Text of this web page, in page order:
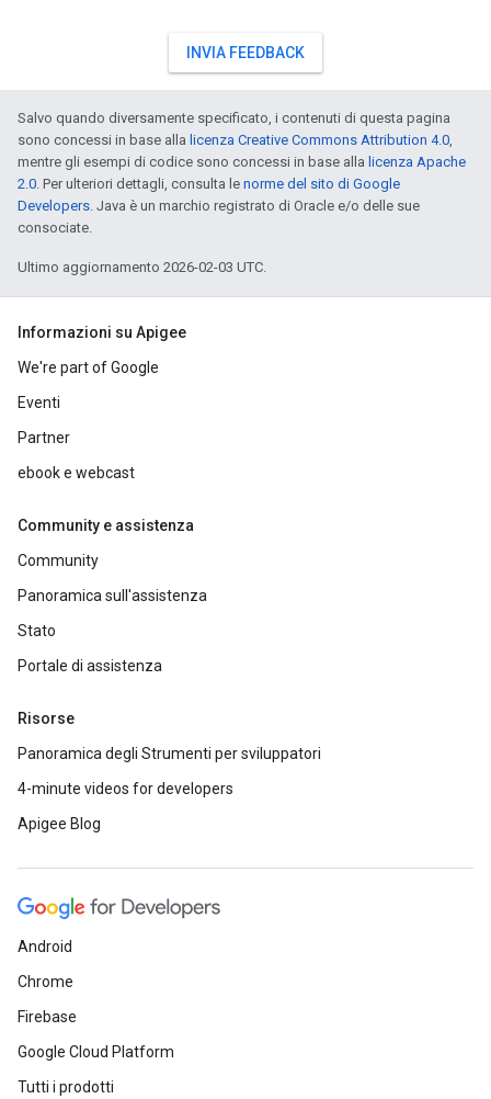
INVIA FEEDBACK
Salvo quando diversamente specificato, i contenuti di questa pagina
sono concessi in base alla licenza Creative Commons Attribution 4.0
mentre gli esempi di codice sono concessi in base alla licenza Apache
2.0 . Per ulteriori dettagli, consulta le norme del sito di Google
Developers . Java è un marchio registrato di Oracle e/o delle sue
consociate.
Ultimo aggiornamento 2026-02-03 UTC.
Informazioni su Apigee
We're part of Google
Eventi
Partner
ebook e webcast
Community e assistenza
Community
Panoramica sull'assistenza
Stato
Portale di assistenza
Risorse
Panoramica degli Strumenti per sviluppatori
4-minute videos for developers
Apigee Blog
Android
Chrome
Firebase
Google Cloud Platform
Tutti i prodotti